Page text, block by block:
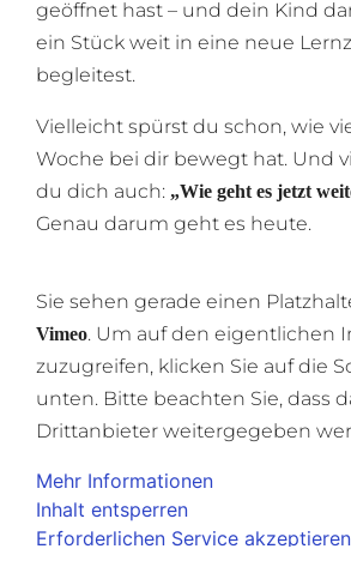
geöffnet hast – und dein Kind
ein Stück weit in eine neue
begleitest.
Vielleicht spürst du schon, wie
Woche bei dir bewegt hat. Und
du dich auch: „Wie geht es jetzt
Genau darum geht es heute.
Sie sehen gerade einen
Vimeo. Um auf den eigentlichen
zuzugreifen, klicken Sie auf die
unten. Bitte beachten Sie, dass
Drittanbieter weitergegeben
Mehr Informationen
Inhalt entsperren
Erforderlichen Service